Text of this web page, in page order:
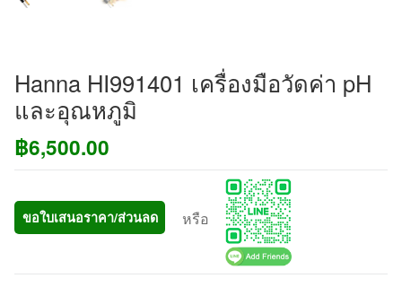
Hanna HI991401 เครื่องมือวัดค่า pH
และอุณหภูมิ
฿6,500.00
ขอใบเสนอราคา/ส่วนลด หรือ